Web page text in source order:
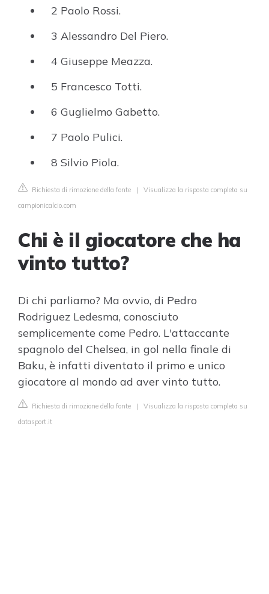
2 Paolo Rossi.
3 Alessandro Del Piero.
4 Giuseppe Meazza.
5 Francesco Totti.
6 Guglielmo Gabetto.
7 Paolo Pulici.
8 Silvio Piola.
Richiesta di rimozione della fonte | Visualizza la risposta completa su
campionicalcio.com
Chi è il giocatore che ha
vinto tutto?
Di chi parliamo? Ma ovvio, di Pedro
Rodriguez Ledesma, conosciuto
semplicemente come Pedro. L'attaccante
spagnolo del Chelsea, in gol nella finale di
Baku, è infatti diventato il primo e unico
giocatore al mondo ad aver vinto tutto.
Richiesta di rimozione della fonte | Visualizza la risposta completa su
datasport.it